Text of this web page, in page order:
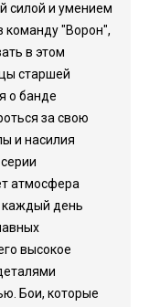
силой и умением
команду "Ворон",
в этом
старшей
о банде
за свою
и насилия
атмосфера
каждый день
высокое
Бои, которые